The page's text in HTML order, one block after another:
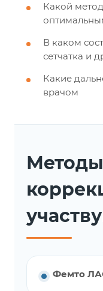
Какой
В каком
сетчатка и
Какие
врачом
Фемто